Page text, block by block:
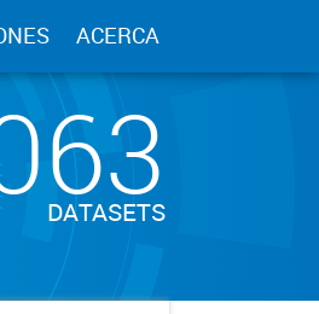
ACERCA
DATASETS